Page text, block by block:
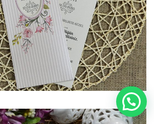
130
Nasıl Yardımcı Olalım